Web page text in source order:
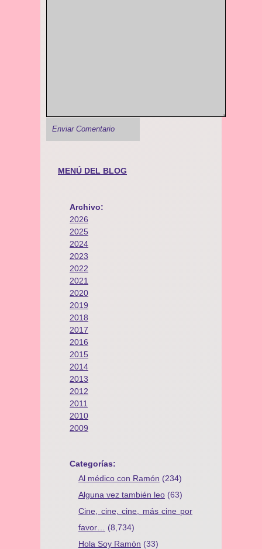
MENÚ DEL BLOG
Archivo:
2026
2025
2024
2023
2022
2021
2020
2019
2018
2017
2016
2015
2014
2013
2012
2011
2010
2009
Categorías:
Al médico con Ramón (234)
Alguna vez también leo (63)
Cine, cine, cine, más cine por
favor…
(8,734)
Hola Soy Ramón (33)